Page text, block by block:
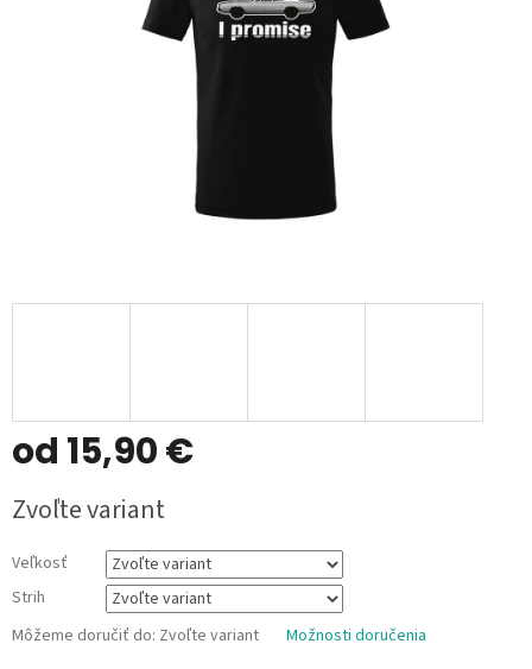
od 15,90 €
cena:
Zvoľte variant
Veľkosť
Strih
Môžeme doručiť do: Zvoľte variant Možnosti doručenia